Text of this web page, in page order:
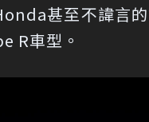
甚至不諱言
R車型。